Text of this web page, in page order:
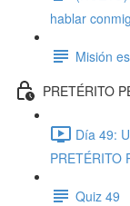
hablar
Misión
PRETÉRITO
Día 49:
PRETÉRITO
Quiz 49